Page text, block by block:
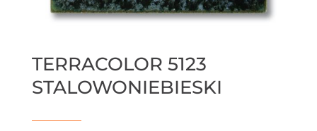
TERRACOLOR 5123
STALOWONIEBIESKI